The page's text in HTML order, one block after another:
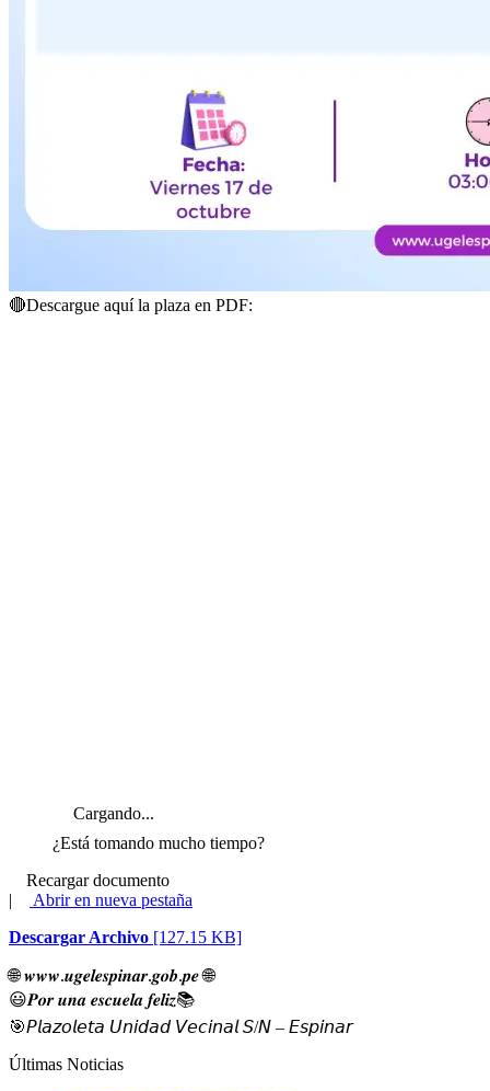
🔴Descargue aquí la plaza en PDF:
Cargando...
¿Está tomando mucho tiempo?
Recargar documento
|
Abrir en nueva pestaña
Descargar Archivo [127.15 KB]
🌐𝒘𝒘𝒘.𝒖𝒈𝒆𝒍𝒆𝒔𝒑𝒊𝒏𝒂𝒓.𝒈𝒐𝒃.𝒑𝒆🌐
😃𝑷𝒐𝒓 𝒖𝒏𝒂 𝒆𝒔𝒄𝒖𝒆𝒍𝒂 𝒇𝒆𝒍𝒊𝒛📚
🎯𝘗𝘭𝘢𝘻𝘰𝘭𝘦𝘵𝘢 𝘜𝘯𝘪𝘥𝘢𝘥 𝘝𝘦𝘤𝘪𝘯𝘢𝘭 𝘚/𝘕 – 𝘌𝘴𝘱𝘪𝘯𝘢𝘳
Últimas Noticias